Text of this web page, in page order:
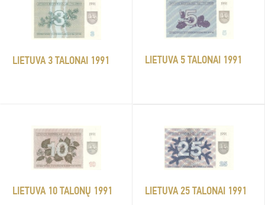
LIETUVA 3 TALONAI 1991 LIETUVA 5 TALONAI 1991
LIETUVA 10 TALONŲ 1991 LIETUVA 25 TALONAI 1991